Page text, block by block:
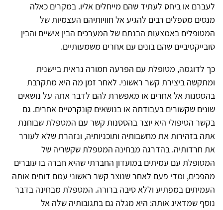
לעברם או ביחס לעתיד שהם מייחלים אליו. במקרים כאלה
מנסים מטפלים רבים להגיע אל חוויותיהם העצמיות של
המטופלים באמצעות הבנתם של המערכים הבין אישיים והבין
סובייקטיביים שהם בונים עם אחרים משמעותיים.
כך לדוגמה, מטופלת עם הפרעה חמורה נראית ביישנית
ומתקשה ביצירת קשר ראשוני. לאחר זמן מה היא מתקרבת
בהססנות אל אחרים או מאפשרת להם לדבר אתה על נושאים
שונים שקשורים בעבודתה או בנושאים קונקרטיים אחרים. גם
בקשר הטיפולי היא יוצר בהססנות קשר עם המטפלת שבוחנת
אתה בזהירות את מחשבותיה ותוכניותיה, ונזהרת שלא לעורר
את חרדותיה. בהדרגה מבחינה המטפלת שקשריה של
המטופלת עם עמיתים במועדון החברתי שהיא חברה בו עוברים
מהפכים, ומדי פעם לאחר שנוצר קשר ראשוני עמם דוחים אותה
העמיתים במפתיע וללא סיבה ברורה. המטפלת מבחינה בדבר
נוסף שמדאיג אותה: היא מגלה גם בתגובותיה שלה אל